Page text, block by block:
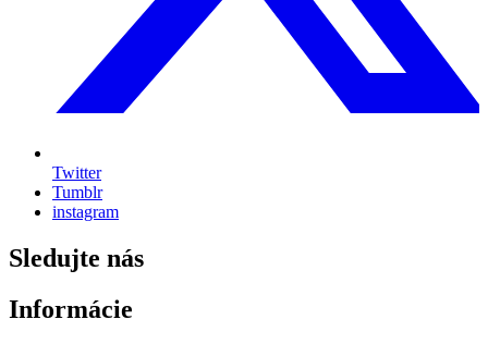
Twitter
Tumblr
instagram
Sledujte nás
Informácie